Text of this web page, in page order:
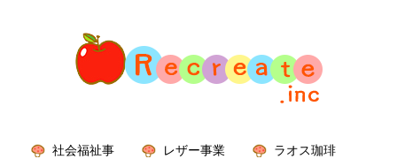
社会福祉事
レザー事業 ラオス珈琲